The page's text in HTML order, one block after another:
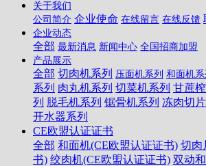
关于我们
公司简介 企业使命 在线留言 在线反馈
企业动态
全部 最新消息 新闻中心 全国招商加盟
产品展示
全部 切肉机系列 压面机系列 和面机系
系列 肉丸机系列 切菜机系列 甘蔗
列 脱毛机系列 锯骨机系列 冻肉切
开水器系列
CE欧盟认证证书
全部 和面机(CE欧盟认证证书) 切肉
书) 绞肉机(CE欧盟认证证书) 双动